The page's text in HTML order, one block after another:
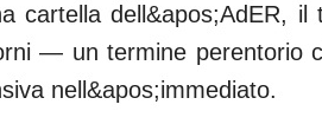
dell&apos;AdER, il
— un termine perentorio
nell&apos;immediato.